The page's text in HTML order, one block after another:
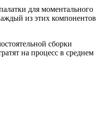
для моментального
из этих компонентов
сборки
на процесс в среднем